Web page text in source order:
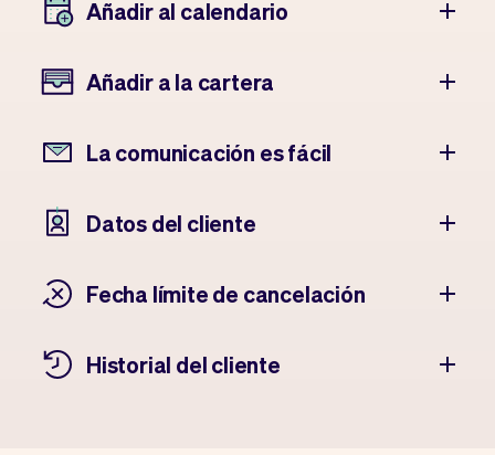
Añadir al calendario
Añadir a la cartera
La comunicación es fácil
Datos del cliente
Fecha límite de cancelación
Historial del cliente